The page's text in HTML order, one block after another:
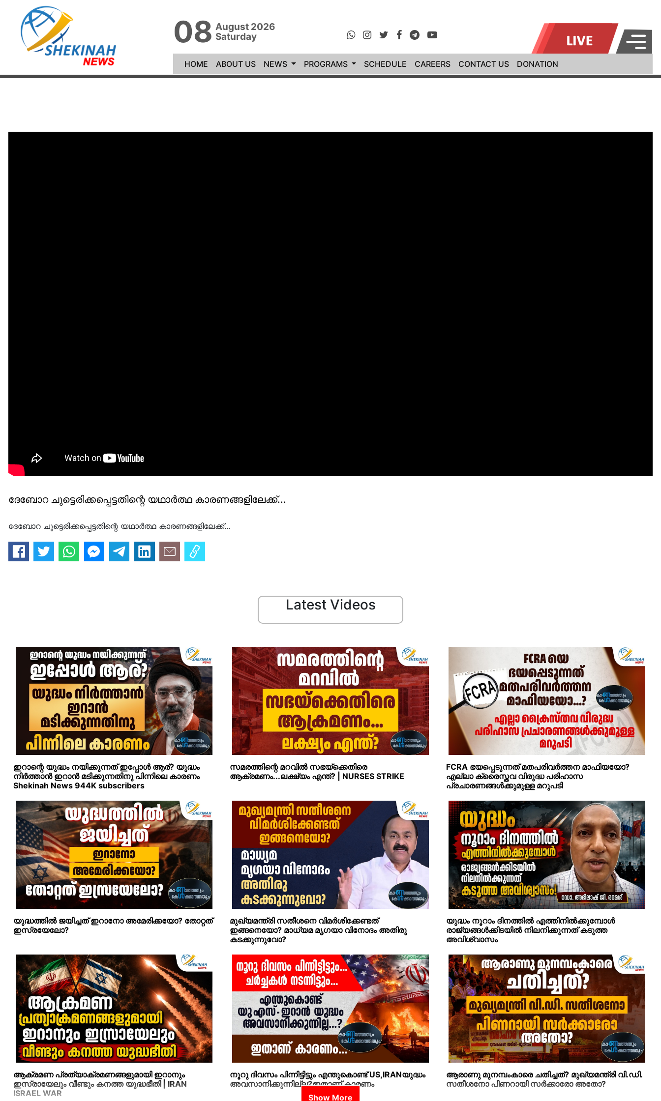
08 August 2026
Saturday
HOME (current)
ABOUT US NEWS PROGRAMS SCHEDULE CAREERS CONTACT US DONATION
ദേബോറ ചുട്ടെരിക്കപ്പെട്ടതിന്റെ യഥാര്‍ത്ഥ കാരണങ്ങളിലേക്ക്...
ദേബോറ ചുട്ടെരിക്കപ്പെട്ടതിന്റെ യഥാര്‍ത്ഥ കാരണങ്ങളിലേക്ക്...
Latest Videos
ഇറാന്റെ യുദ്ധം നയിക്കുന്നത് ഇപ്പോള്‍ ആര്? യുദ്ധം
നിര്‍ത്താന്‍ ഇറാന്‍ മടിക്കുന്നതിനു പിന്നിലെ കാരണം
Shekinah News 944K subscribers
സമരത്തിന്റെ മറവില്‍ സഭയ്‌ക്കെതിരെ
ആക്രമണം...ലക്ഷ്യം എന്ത്? | NURSES STRIKE
FCRA ഭയപ്പെടുന്നത് മതപരിവര്‍ത്തന മാഫിയയോ?
എല്ലാ ക്രൈസ്തവ വിരുദ്ധ പരിഹാസ
പ്രചാരണങ്ങള്‍ക്കുമുള്ള മറുപടി
യുദ്ധത്തില്‍ ജയിച്ചത് ഇറാനോ അമേരിക്കയോ? തോറ്റത്
ഇസ്രയേലോ?
മുഖ്യമന്ത്രി സതീശനെ വിമര്‍ശിക്കേണ്ടത്
ഇങ്ങനെയോ? മാധ്യമ മൃഗയാ വിനോദം അതിരു
കടക്കുന്നുവോ?
യുദ്ധം നൂറാം ദിനത്തില്‍ എത്തിനില്‍ക്കുമ്പോള്‍
രാജ്യങ്ങള്‍ക്കിടയില്‍ നിലനിക്കുന്നത് കടുത്ത
അവിശ്വാസം
ആക്രമണ പ്രത്യാക്രമണങ്ങളുമായി ഇറാനും
ഇസ്രായേലും വീണ്ടും കനത്ത യുദ്ധഭീതി | IRAN
ISRAEL WAR
നൂറു ദിവസം പിന്നിട്ടിട്ടും എന്തുകൊണ്ട് US,IRANയുദ്ധം
അവസാനിക്കുന്നില്ല?ഇതാണ് കാരണം
ആരാണു മുനമ്പംകാരെ ചതിച്ചത്? മുഖ്യമന്ത്രി വി.ഡി.
സതീശനോ പിണറായി സര്‍ക്കാരോ അതോ?